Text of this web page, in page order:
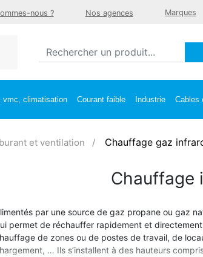
nous ? Nos agences Marques
vmc, climatisation Courant faible Industrie Cables
et ventilation Chauffage gaz
Chauffage
par une source de gaz propane ou gaz
permet de réchauffer rapidement et
de zones ou de postes de travail, de
… Ils s’installent à des hauteurs